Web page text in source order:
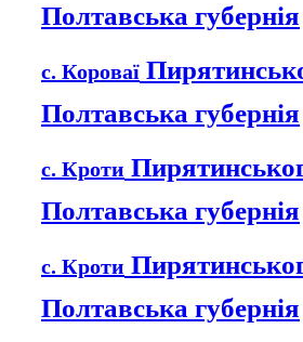
Полтавська губернія
с. Короваї
Полтавська губернія
с. Кроти
Полтавська губернія
с. Кроти
Полтавська губернія